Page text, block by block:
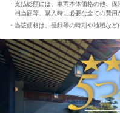
支払総額には、車両本体価格の他、
相当額等、購入時に必要な全ての費用
当該価格は、登録等の時期や地域など